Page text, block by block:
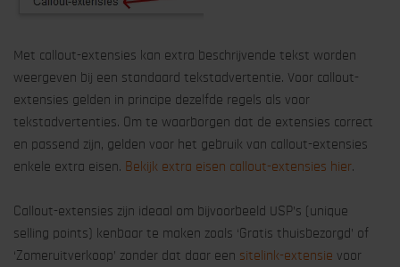
Met callout-extensies kan extra beschrijvende tekst worden
weergeven bij een standaard tekstadvertentie. Voor callout-
extensies gelden in principe dezelfde regels als voor
tekstadvertenties. Om te waarborgen dat de extensies correct
en passend zijn, gelden voor het gebruik van callout-extensies
enkele extra eisen. Bekijk extra eisen callout-extensies hier.
Callout-extensies zijn ideaal om bijvoorbeeld USP’s (unique
selling points) kenbaar te maken zoals ‘Gratis thuisbezorgd’ of
‘Zomeruitverkoop’ zonder dat daar een sitelink-extensie voor